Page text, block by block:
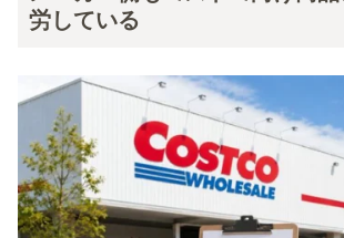
労している